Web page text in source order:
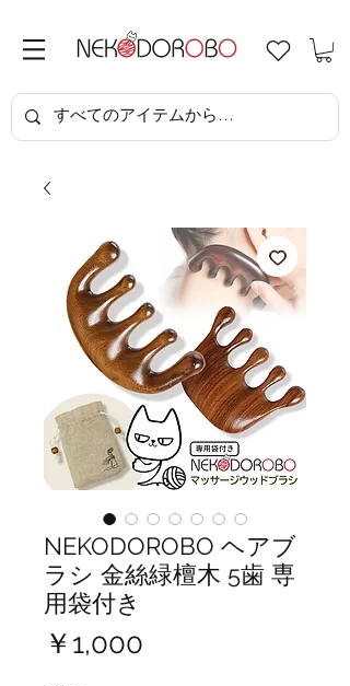
NEKODOROBO ヘアブ
ラシ 金絲緑檀木 5歯 専
用袋付き
￥1,000